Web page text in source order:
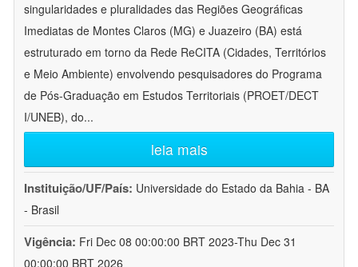
singularidades e pluralidades das Regiões Geográficas
Imediatas de Montes Claros (MG) e Juazeiro (BA) está
estruturado em torno da Rede ReCITA (Cidades, Territórios
e Meio Ambiente) envolvendo pesquisadores do Programa
de Pós-Graduação em Estudos Territoriais (PROET/DECT
I/UNEB), do...
leia mais
Instituição/UF/País: Universidade do Estado da Bahia - BA
- Brasil
Vigência: Fri Dec 08 00:00:00 BRT 2023-Thu Dec 31
00:00:00 BRT 2026